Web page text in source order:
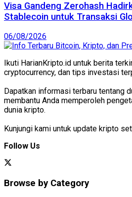
Visa Gandeng Zerohash
Stablecoin untuk Transaksi
06/08/2026
Ikuti HarianKripto.id untuk berita
cryptocurrency, dan tips investasi
Dapatkan informasi terbaru tentang
membantu Anda memperoleh
dunia kripto.
Kunjungi kami untuk update kripto
Follow Us
Browse by Category